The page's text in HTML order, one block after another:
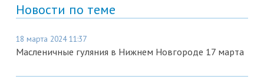
Новости по теме
18 марта 2024 11:37
Масленичные гуляния в Нижнем Новгороде 17 марта